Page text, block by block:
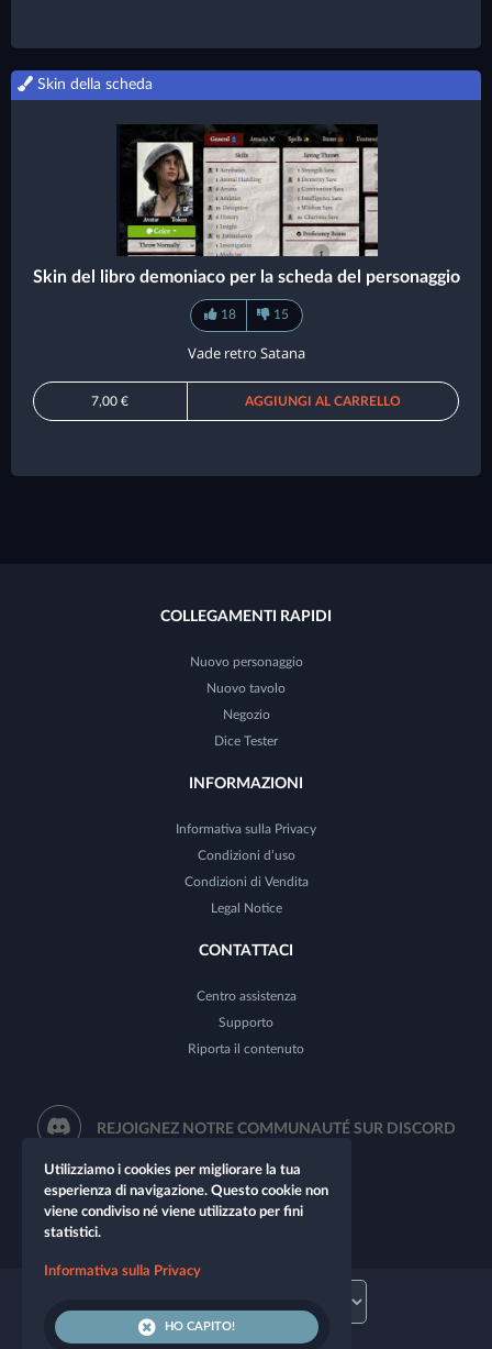
Skin della scheda
Skin del libro demoniaco per la scheda del personaggio
18 15
Vade retro Satana
7,00 € AGGIUNGI AL CARRELLO
COLLEGAMENTI RAPIDI
Nuovo personaggio
Nuovo tavolo
Negozio
Dice Tester
INFORMAZIONI
Informativa sulla Privacy
Condizioni d’uso
Condizioni di Vendita
Legal Notice
CONTATTACI
Centro assistenza
Supporto
Riporta il contenuto
REJOIGNEZ NOTRE COMMUNAUTÉ SUR DISCORD
Utilizziamo i cookies per migliorare la tua
esperienza di navigazione. Questo cookie non
viene condiviso né viene utilizzato per fini
statistici.
Informativa sulla Privacy
HO CAPITO!